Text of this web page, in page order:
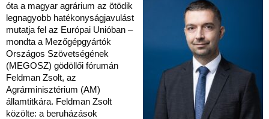
óta a magyar agrárium az ötödik
legnagyobb hatékonyságjavulást
mutatja fel az Európai Unióban –
mondta a Mezőgépgyártók
Országos Szövetségének
(MEGOSZ) gödöllői fórumán
Feldman Zsolt, az
Agrárminisztérium (AM)
államtitkára. Feldman Zsolt
közölte: a beruházások